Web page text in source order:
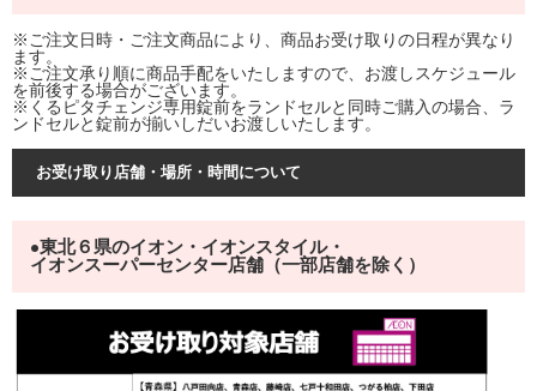
※ご注文日時・ご注文商品により、商品お受け取りの日程が異なり
ます。
※ご注文承り順に商品手配をいたしますので、お渡しスケジュール
を前後する場合がございます。
※くるピタチェンジ専用錠前をランドセルと同時ご購入の場合、ラ
ンドセルと錠前が揃いしだいお渡しいたします。
お受け取り店舗・場所・時間について
●東北６県のイオン・イオンスタイル・
イオンスーパーセンター店舗（一部店舗を除く）